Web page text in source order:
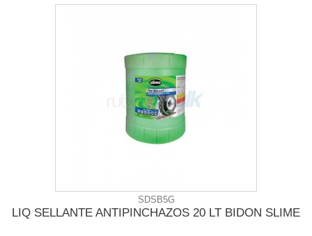
SDSB5G
LIQ SELLANTE ANTIPINCHAZOS 20 LT BIDON SLIME